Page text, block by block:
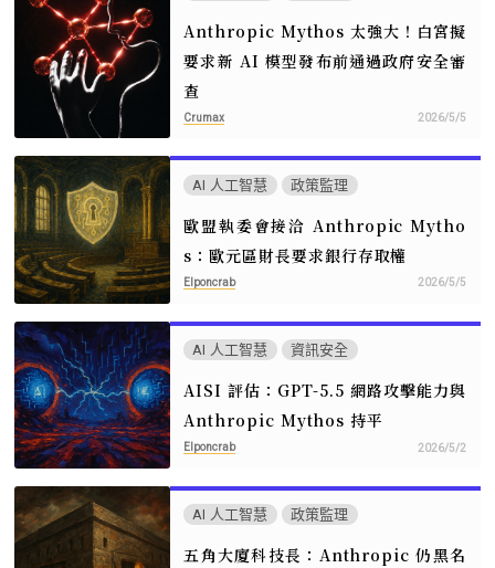
Anthropic Mythos 太強大！白宮擬
要求新 AI 模型發布前通過政府安全審
查
Crumax 2026/5/5
AI 人工智慧 政策監理
歐盟執委會接洽 Anthropic Mytho
s：歐元區財長要求銀行存取權
Elponcrab 2026/5/5
AI 人工智慧 資訊安全
AISI 評估：GPT-5.5 網路攻擊能力與
Anthropic Mythos 持平
Elponcrab 2026/5/2
AI 人工智慧 政策監理
五角大廈科技長：Anthropic 仍黑名